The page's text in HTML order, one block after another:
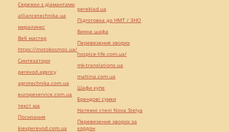
Сережки з діамантами
alliancetechnika.ua
миралинкс
Веб мастер
https://motokosmos.ua/
Синтезатори
perevod.agency
agrotechnika.com.ua
europeservice.com.ua
текст юа
Посилання
kievperevod.com.ua
pereklad.ua
Підготовка до НМТ / ЗНО
Винна шафа
Перевезення хворих
hospice-life.com.ua/
mk-translations.ua
maltina.com.ua
Шафи купе
Брендові сумки
Натяжні стелі Nova Stelya
Перевезення хворих за
кордон